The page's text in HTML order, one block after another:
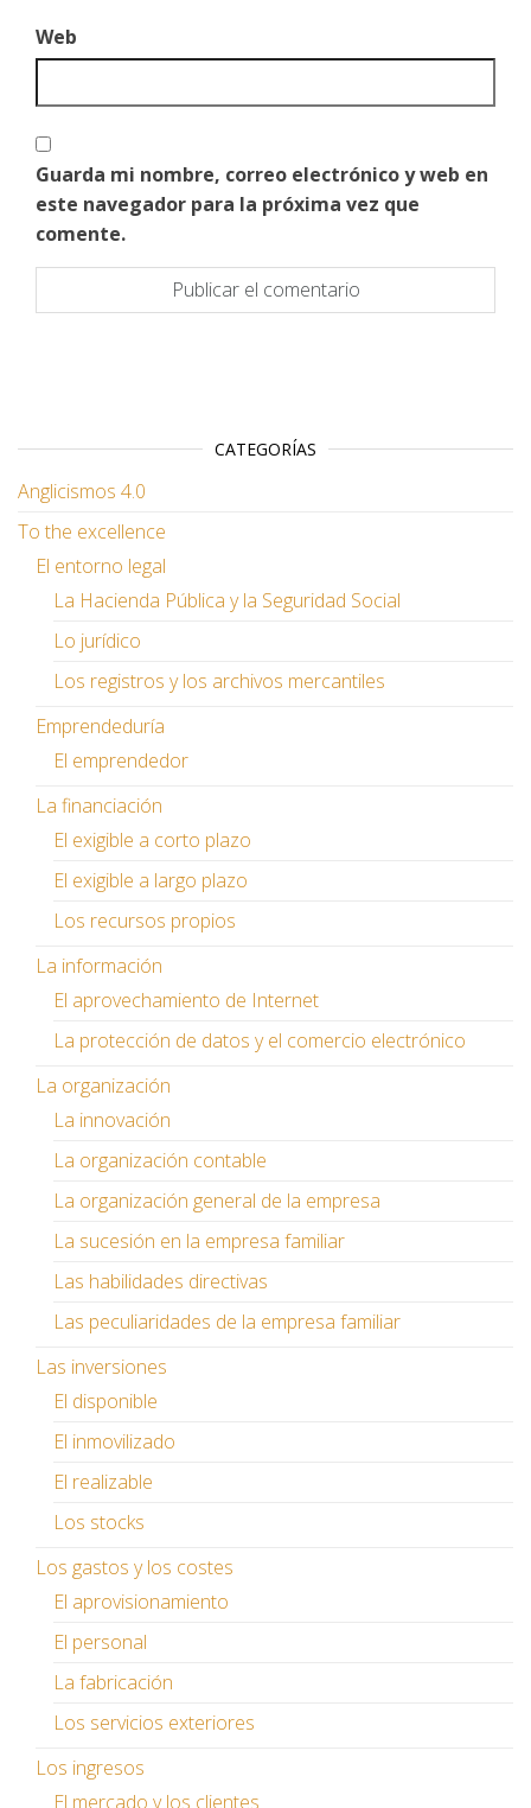
Web
Guarda mi nombre, correo electrónico y web en
este navegador para la próxima vez que
comente.
CATEGORÍAS
Anglicismos 4.0
To the excellence
El entorno legal
La Hacienda Pública y la Seguridad Social
Lo jurídico
Los registros y los archivos mercantiles
Emprendeduría
El emprendedor
La financiación
El exigible a corto plazo
El exigible a largo plazo
Los recursos propios
La información
El aprovechamiento de Internet
La protección de datos y el comercio electrónico
La organización
La innovación
La organización contable
La organización general de la empresa
La sucesión en la empresa familiar
Las habilidades directivas
Las peculiaridades de la empresa familiar
Las inversiones
El disponible
El inmovilizado
El realizable
Los stocks
Los gastos y los costes
El aprovisionamiento
El personal
La fabricación
Los servicios exteriores
Los ingresos
El mercado y los clientes